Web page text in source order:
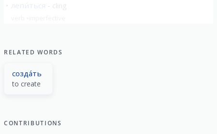
лепи́ться
RELATED WORDS
созда́ть
to create
CONTRIBUTIONS